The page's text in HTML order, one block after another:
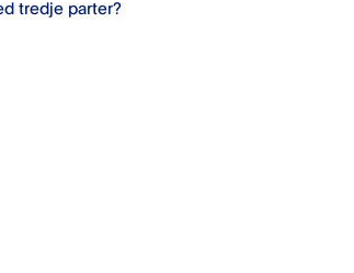
tredje parter?